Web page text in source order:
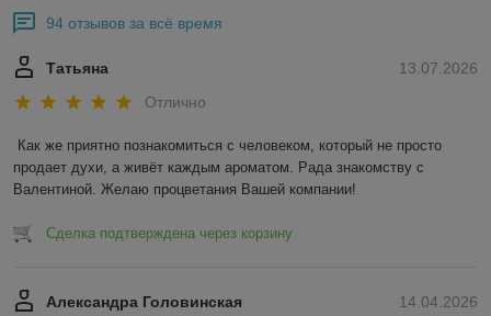
94 отзывов за всё время
13.07.2026
Татьяна
Отлично
Как же приятно познакомиться с человеком, который не просто
продает духи, а живёт каждым ароматом. Рада знакомству с
Валентиной. Желаю процветания Вашей компании!
Сделка подтверждена через корзину
14.04.2026
Александра Головинская